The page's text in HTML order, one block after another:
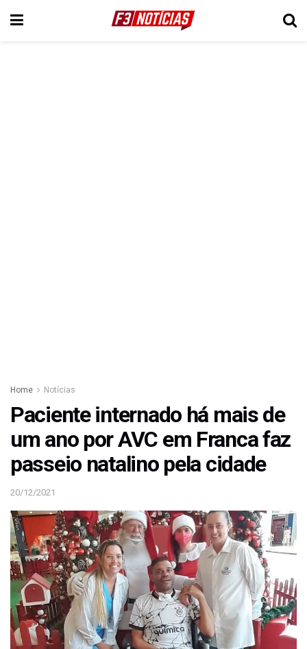
Home Notícias
Paciente internado há mais de
um ano por AVC em Franca faz
passeio natalino pela cidade
20/12/2021